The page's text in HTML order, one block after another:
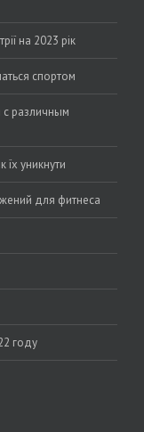
на 2023 рік
спортом
различным
їх уникнути
для фитнеса
году